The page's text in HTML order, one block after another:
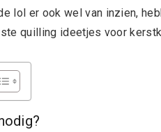
lol er ook wel van inzien,
quilling ideetjes voor